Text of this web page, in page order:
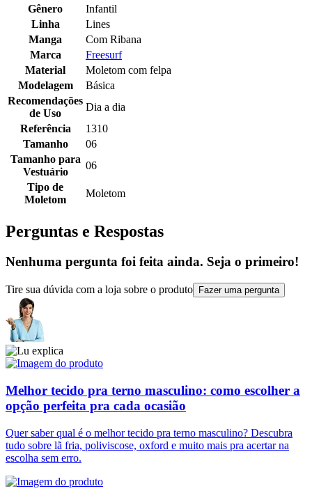
Gênero
Infantil
Linha
Lines
Manga
Com Ribana
Marca
Freesurf
Material
Moletom com felpa
Modelagem
Básica
Recomendações
de Uso
Dia a dia
Referência
1310
Tamanho
06
Tamanho para
Vestuário
06
Tipo de
Moletom
Moletom
Perguntas e Respostas
Nenhuma pergunta foi feita ainda. Seja o primeiro!
Tire sua dúvida com a loja sobre o produto Fazer uma pergunta
Melhor tecido pra terno masculino: como escolher a
opção perfeita pra cada ocasião
Quer saber qual é o melhor tecido pra terno masculino? Descubra
tudo sobre lã fria, poliviscose, oxford e muito mais pra acertar na
escolha sem erro.